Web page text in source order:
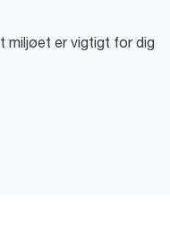
miljøet er vigtigt for dig